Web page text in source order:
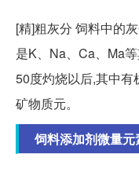
[精]粗灰分 饲料中的
是K、Na、Ca、Ma
50度灼烧以后,其中有
矿物质元。
饲料添加剂微量